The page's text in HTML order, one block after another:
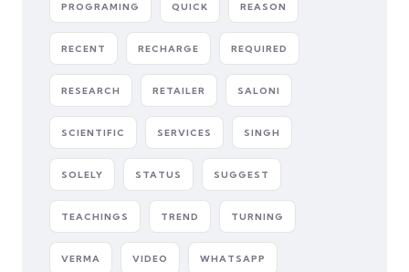
PROGRAMING QUICK REASON
RECENT RECHARGE REQUIRED
RESEARCH RETAILER SALONI
SCIENTIFIC SERVICES SINGH
SOLELY STATUS SUGGEST
TEACHINGS TREND TURNING
VERMA VIDEO WHATSAPP